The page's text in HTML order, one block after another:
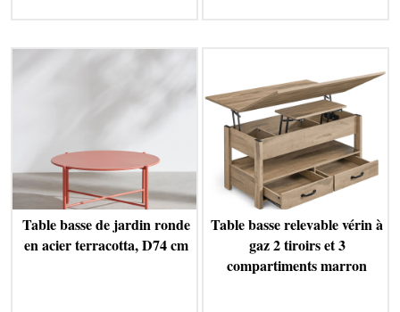
Table basse de jardin ronde
en acier terracotta, D74 cm
Table basse relevable vérin à
gaz 2 tiroirs et 3
compartiments marron